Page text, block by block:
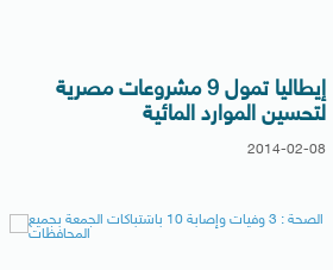
إيطاليا تمول 9 مشروعات مصرية
لتحسين الموارد المائية
2014-02-08